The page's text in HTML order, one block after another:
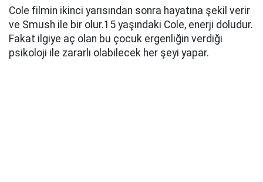
Cole filmin ikinci yarısından sonra hayatına şekil verir
ve Smush ile bir olur.15 yaşındaki Cole, enerji doludur.
Fakat ilgiye aç olan bu çocuk ergenliğin verdiği
psikoloji ile zararlı olabilecek her şeyi yapar.